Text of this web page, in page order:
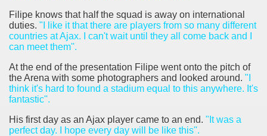
Filipe knows that half the squad is away on international
duties. "I like it that there are players from so many different
countries at Ajax. I can't wait until they all come back and I
can meet them''.
At the end of the presentation Filipe went onto the pitch of
the Arena with some photographers and looked around. "I
think it's hard to found a stadium equal to this anywhere. It's
fantastic''.
His first day as an Ajax player came to an end. "It was a
perfect day. I hope every day will be like this''.